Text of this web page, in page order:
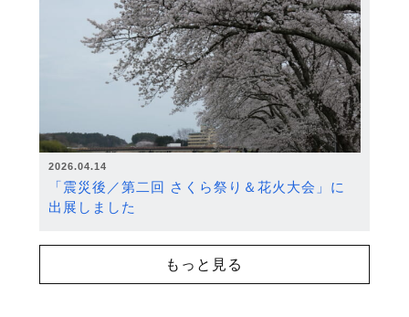
2026.04.14
「震災後／第二回 さくら祭り＆花火大会」に
出展しました
もっと見る